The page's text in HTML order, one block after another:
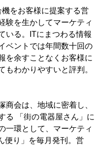
をお客様に提案する営
験を生かしてマーケティ
いる。ITにまつわる情報
ベントでは年間数十回の
を余すことなくお客様に
もわかりやすいと評判。
商会は、地域に密着し、
る 「街の電器屋さん」に
一環として、マーケティ
便り」を毎月発刊。営